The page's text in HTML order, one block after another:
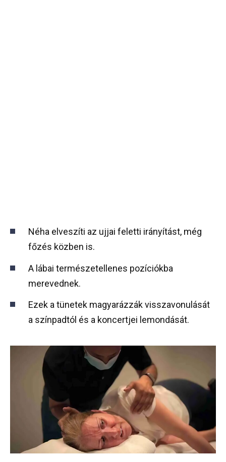
Néha elveszíti az ujjai feletti irányítást, még
főzés közben is.
A lábai természetellenes pozíciókba
merevednek.
Ezek a tünetek magyarázzák visszavonulását
a színpadtól és a koncertjei lemondását.